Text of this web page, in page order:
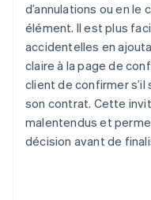
d’annulations ou en le
élément. Il est plus
accidentelles en
claire à la page de
client de confirmer
son contrat. Cette
malentendus et
décision avant de